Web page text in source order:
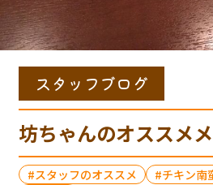
スタッフブログ
坊ちゃんのオススメ
スタッフのオススメ チキン南